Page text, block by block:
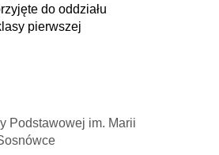
do oddziału
pierwszej
Podstawowej im. Marii